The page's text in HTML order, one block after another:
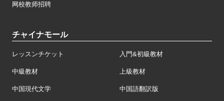
网校教师招聘
チャイナモール
レッスンチケット 入門&初級教材
中級教材 上級教材
中国現代文学 中国語翻訳版